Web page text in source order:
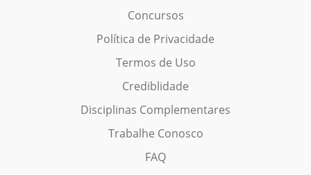
Concursos
Política de Privacidade
Termos de Uso
Crediblidade
Disciplinas Complementares
Trabalhe Conosco
FAQ